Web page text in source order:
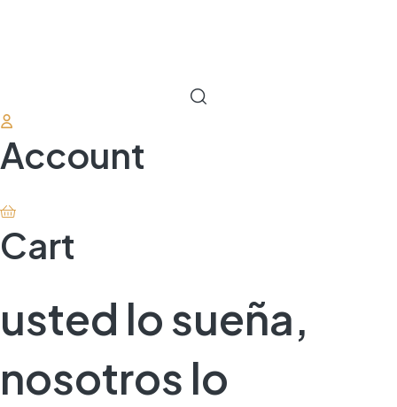
Account
Cart
usted lo sueña,
nosotros lo